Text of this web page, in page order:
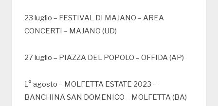
23 luglio – FESTIVAL DI MAJANO – AREA
CONCERTI – MAJANO (UD)
27 luglio – PIAZZA DEL POPOLO – OFFIDA (AP)
1° agosto – MOLFETTA ESTATE 2023 –
BANCHINA SAN DOMENICO – MOLFETTA (BA)